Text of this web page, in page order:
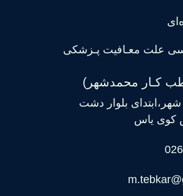
علت معـافیت پـزشکی
کـار محمدشهر)
بلوار دشت
کوی یاس